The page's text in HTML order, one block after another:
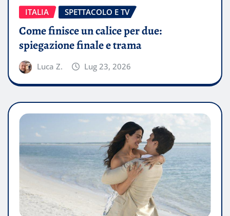
ITALIA SPETTACOLO E TV
Come finisce un calice per due:
spiegazione finale e trama
Luca Z. Lug 23, 2026